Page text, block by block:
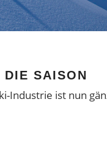
DIE SAISON
Industrie ist nun